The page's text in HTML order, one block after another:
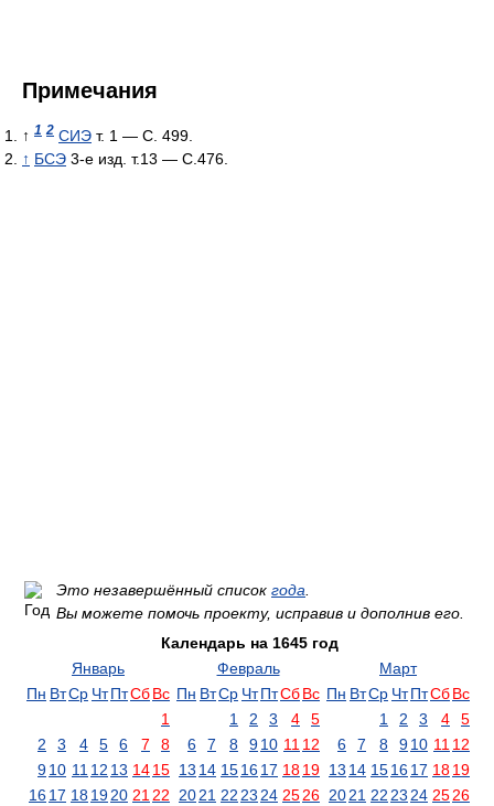
Примечания
↑ 1 2 СИЭ т. 1 — С. 499.
↑ БСЭ 3-е изд. т.13 — С.476.
Это незавершённый список года
Вы можете помочь проекту, исправив и дополнив его.
Календарь на 1645 год
Январь
Пн ВтСр ЧтПтСбВс
1
2
3 4 5 6 7
8
910 11 12 13 1415
1617 181920 21 22
Февраль
Пн ВтСр ЧтПтСбВс
1
2 3 4
5
6
7 8 910 11 12
13 14 151617 1819
2021 22 23 24 2526
Март
Пн ВтСр ЧтПтСбВс
1
2 3 4
5
6
7 8 910 11 12
13 14 151617 1819
2021 22 23 24 2526